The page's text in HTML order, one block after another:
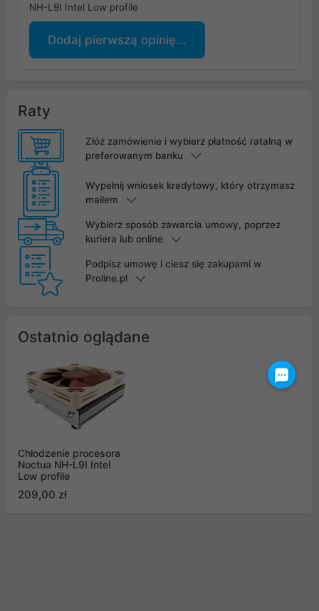
NH-L9I Intel Low profile
Dodaj pierwszą opinię...
Raty
Złóż zamówienie i wybierz płatność ratalną w
preferowanym banku
Wypełnij wniosek kredytowy, który otrzymasz
mailem
Wybierz sposób zawarcia umowy, poprzez
kuriera lub online
Podpisz umowę i ciesz się zakupami w
Proline.pl
Ostatnio oglądane
Chłodzenie procesora
Noctua NH-L9I Intel
Low profile
209,00 zł